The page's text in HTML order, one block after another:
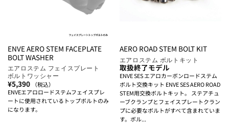
ENVE AERO STEM FACEPLATE
BOLT WASHER
エアロステム フェイスプレート
ボルトワッシャー
¥5,390
（税込）
ENVEエアロロードステムフェイスプレ
ートに使用されているトップボルトのみ
になります。
AERO ROAD STEM BOLT KIT
エアロステム ボルトキット
取扱終了モデル
ENVE SES エアロカーボンロードステム
ボルト交換キット ENVE SES AERO ROAD
STEM用交換ボルトキット。 ステアチュ
ーブクランプとフェイスプレートクラン
プに必要なボルトがすべて含まれていま
す。ボル...